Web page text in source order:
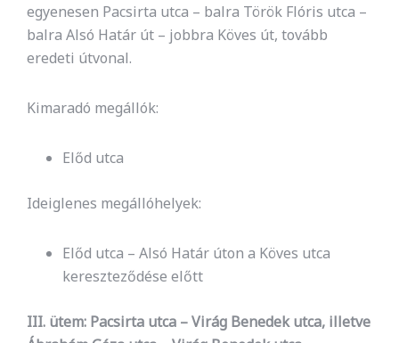
egyenesen Pacsirta utca – balra Török Flóris utca –
balra Alsó Határ út – jobbra Köves út, tovább
eredeti útvonal.
Kimaradó megállók:
Előd utca
Ideiglenes megállóhelyek:
Előd utca – Alsó Határ úton a Köves utca
kereszteződése előtt
III. ütem: Pacsirta utca – Virág Benedek utca, illetve